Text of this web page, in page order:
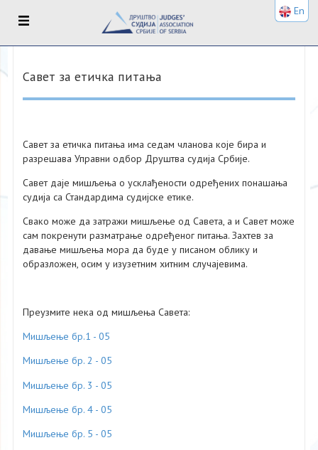
Савет за етичка питања
Савет за етичка питања има седам чланова које бира и
разрешава Управни одбор Друштва судија Србије.
Савет даје мишљења о усклађености одређених понашања
судија са Стандардима судијске етике.
Свако може да затражи мишљење од Савета, а и Савет може
сам покренути разматрање одређеног питања. Захтев за
давање мишљења мора да буде у писаном облику и
образложен, осим у изузетним хитним случајевима.
Преузмите нека од мишљења Савета:
Мишљење бр.1 - 05
Мишљење бр. 2 - 05
Мишљење бр. 3 - 05
Мишљење бр. 4 - 05
Мишљење бр. 5 - 05
En